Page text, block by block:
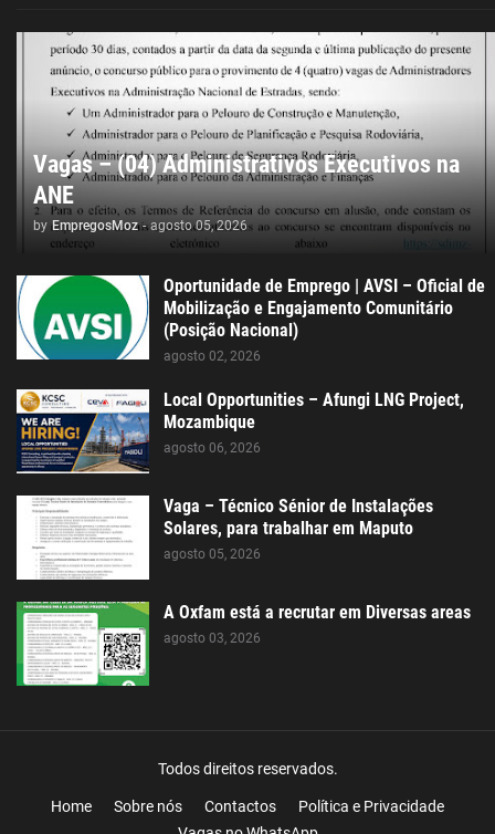
Vagas – (04) Administrativos Executivos na
ANE
by EmpregosMoz - agosto 05, 2026
Oportunidade de Emprego | AVSI – Oficial de
Mobilização e Engajamento Comunitário
(Posição Nacional)
agosto 02, 2026
Local Opportunities – Afungi LNG Project,
Mozambique
agosto 06, 2026
Vaga – Técnico Sénior de Instalações
Solares, para trabalhar em Maputo
agosto 05, 2026
A Oxfam está a recrutar em Diversas areas
agosto 03, 2026
Todos direitos reservados.
Home Sobre nós Contactos
Política e Privacidade